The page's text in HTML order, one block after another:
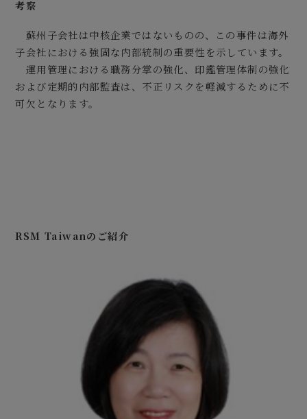
考察
蘇州子会社は中核企業ではないものの、この事件は海外
子会社における強固な内部統制の重要性を示しています。
運用管理における職務分掌の強化、印鑑管理体制の強化
および定期的内部監査は、不正リスクを軽減するために不
可欠となります。
RSM Taiwanのご紹介